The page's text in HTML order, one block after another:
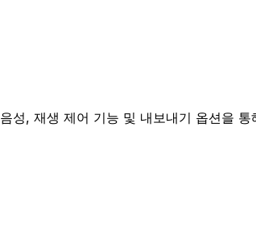
, 재생 제어 기능 및 내보내기 옵션을